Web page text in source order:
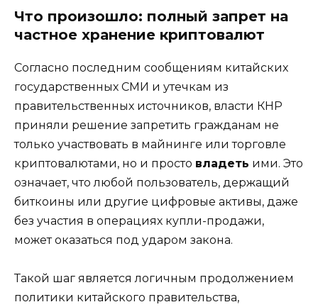
Что произошло: полный запрет на
частное хранение криптовалют
Согласно последним сообщениям китайских
государственных СМИ и утечкам из
правительственных источников, власти КНР
приняли решение запретить гражданам не
только участвовать в майнинге или торговле
криптовалютами, но и просто владеть ими. Это
означает, что любой пользователь, держащий
биткоины или другие цифровые активы, даже
без участия в операциях купли-продажи,
может оказаться под ударом закона.
Такой шаг является логичным продолжением
политики китайского правительства,